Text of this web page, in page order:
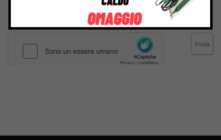
Inviando il messaggio confermo di aver letto e accettato
del sito web
Invia